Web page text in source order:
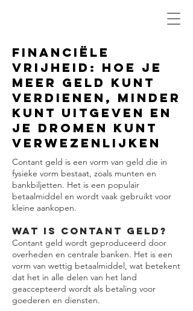
Financiële
vrijheid: hoe je
meer geld kunt
verdienen, minder
kunt uitgeven en
je dromen kunt
verwezenlijken
Contant geld is een vorm van geld die in
fysieke vorm bestaat, zoals munten en
bankbiljetten. Het is een populair
betaalmiddel en wordt vaak gebruikt voor
kleine aankopen.
Wat is contant geld?
Contant geld wordt geproduceerd door
overheden en centrale banken. Het is een
vorm van wettig betaalmiddel, wat betekent
dat het in alle delen van het land
geaccepteerd wordt als betaling voor
goederen en diensten.